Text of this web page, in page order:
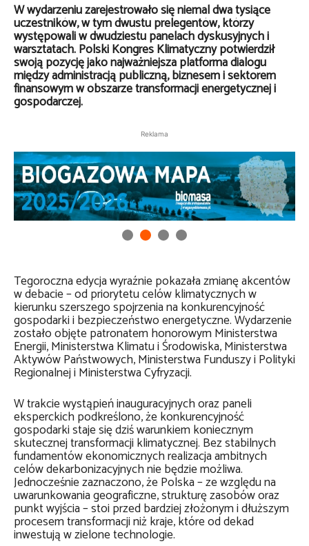
W wydarzeniu zarejestrowało się niemal dwa tysiące
uczestników, w tym dwustu prelegentów, którzy
występowali w dwudziestu panelach dyskusyjnych i
warsztatach. Polski Kongres Klimatyczny potwierdził
swoją pozycję jako najważniejsza platforma dialogu
między administracją publiczną, biznesem i sektorem
finansowym w obszarze transformacji energetycznej i
gospodarczej.
Reklama
Tegoroczna edycja wyraźnie pokazała zmianę akcentów
w debacie – od priorytetu celów klimatycznych w
kierunku szerszego spojrzenia na konkurencyjność
gospodarki i bezpieczeństwo energetyczne. Wydarzenie
zostało objęte patronatem honorowym Ministerstwa
Energii, Ministerstwa Klimatu i Środowiska, Ministerstwa
Aktywów Państwowych, Ministerstwa Funduszy i Polityki
Regionalnej i Ministerstwa Cyfryzacji.
W trakcie wystąpień inauguracyjnych oraz paneli
eksperckich podkreślono, że konkurencyjność
gospodarki staje się dziś warunkiem koniecznym
skutecznej transformacji klimatycznej. Bez stabilnych
fundamentów ekonomicznych realizacja ambitnych
celów dekarbonizacyjnych nie będzie możliwa.
Jednocześnie zaznaczono, że Polska – ze względu na
uwarunkowania geograficzne, strukturę zasobów oraz
punkt wyjścia – stoi przed bardziej złożonym i dłuższym
procesem transformacji niż kraje, które od dekad
inwestują w zielone technologie.